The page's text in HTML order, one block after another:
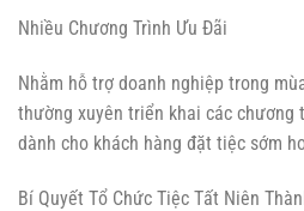
Nhiều Chương Trình Ưu Đãi
Nhằm hỗ trợ doanh nghiệp trong
thường xuyên triển khai các chương
dành cho khách hàng đặt tiệc sớm
Bí Quyết Tổ Chức Tiệc Tất Niên